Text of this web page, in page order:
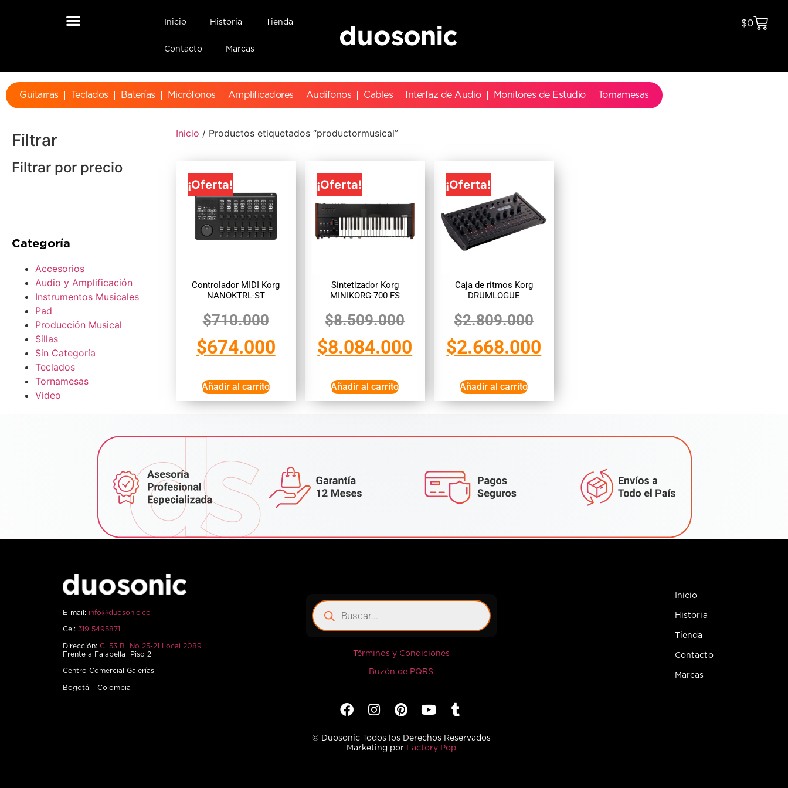
Inicio Historia Tienda
Contacto Marcas
$0
Guitarras Teclados Baterías Micrófonos Amplificadores Audífonos Cables Interfaz de Audio Monitores de Estudio Tornamesas
Filtrar
Filtrar por precio
Categoría
Accesorios
Audio y Amplificación
Instrumentos Musicales
Pad
Producción Musical
Sillas
Sin Categoría
Teclados
Tornamesas
Video
Inicio / Productos etiquetados “productormusical”
¡Oferta!
Controlador MIDI Korg
NANOKTRL-ST
$710.000
$674.000
Añadir al carrito
¡Oferta!
Sintetizador Korg
MINIKORG-700 FS
$8.509.000
$8.084.000
Añadir al carrito
¡Oferta!
Caja de ritmos Korg
DRUMLOGUE
$2.809.000
$2.668.000
Añadir al carrito
E-mail: info@duosonic.co
Cel: 319 5495871
Dirección: Cl 53 B No 25-21 Local 2089
Frente a Falabella Piso 2
Centro Comercial Galerías
Bogotá – Colombia
Términos y Condiciones
Buzón de PQRS
© Duosonic Todos los Derechos Reservados
Marketing por Factory Pop
Inicio
Historia
Tienda
Contacto
Marcas